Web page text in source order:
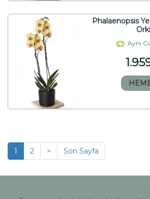
Phalaenopsis
Aynı
1 2 > Son Sayfa